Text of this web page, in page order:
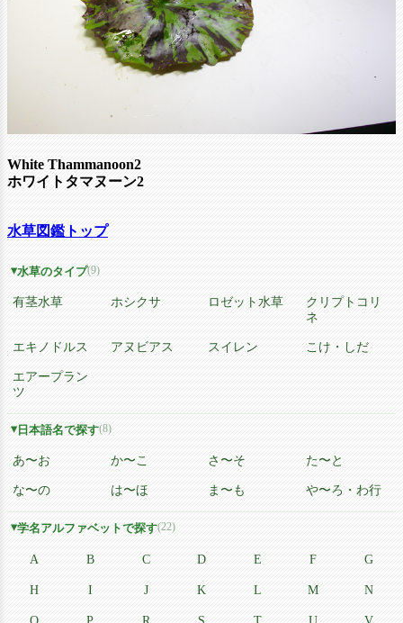
White Thammanoon2
ホワイトタマヌーン2
水草図鑑トップ
水草のタイプ(9)
有茎水草 ホシクサ ロゼット水草
クリプトコリ
ネ
エキノドルス アヌビアス スイレン こけ・しだ
エアープラン
ツ
日本語名で探す(8)
あ〜お か〜こ さ〜そ た〜と
な〜の は〜ほ ま〜も や〜ろ・わ行
学名アルファベットで探す(22)
A B C D E F G
H I J K L M N